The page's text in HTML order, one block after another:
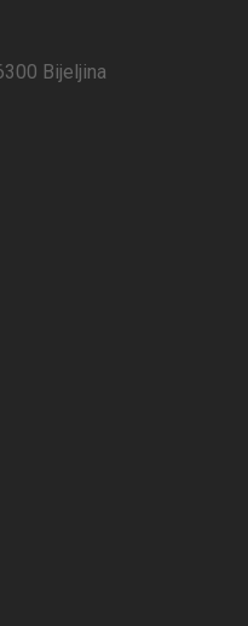
Bijeljina